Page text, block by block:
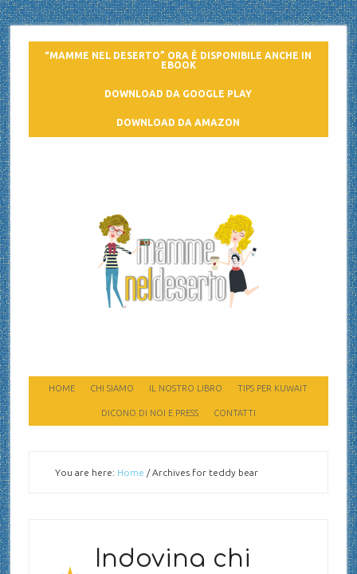
“MAMME NEL DESERTO” ORA È DISPONIBILE ANCHE IN
EBOOK
DOWNLOAD DA GOOGLE PLAY
DOWNLOAD DA AMAZON
HOME CHI SIAMO IL NOSTRO LIBRO TIPS PER KUWAIT
DICONO DI NOI E PRESS CONTATTI
You are here: Home /Archives for teddy bear
Indovina chi